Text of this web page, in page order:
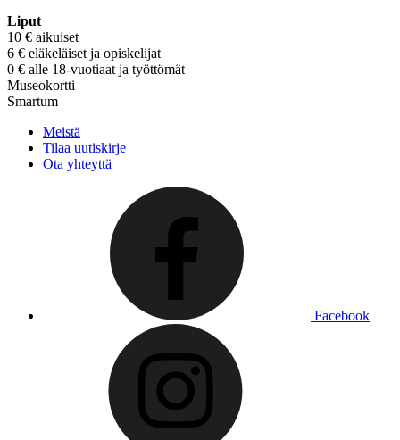
Liput
10 € aikuiset
6 € eläkeläiset ja opiskelijat
0 € alle 18-vuotiaat ja työttömät
Museokortti
Smartum
Meistä
Tilaa uutiskirje
Ota yhteyttä
Facebook